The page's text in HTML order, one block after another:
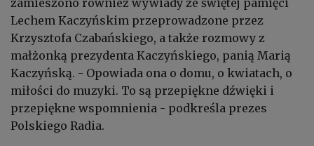
zamieszono również wywiady ze świętej pamięci
Lechem Kaczyńskim przeprowadzone przez
Krzysztofa Czabańskiego, a także rozmowy z
małżonką prezydenta Kaczyńskiego, panią Marią
Kaczyńską. - Opowiada ona o domu, o kwiatach, o
miłości do muzyki. To są przepiękne dźwięki i
przepiękne wspomnienia - podkreśla prezes
Polskiego Radia.